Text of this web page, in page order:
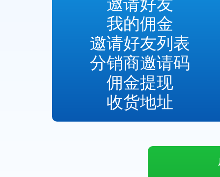
邀请好友
我的佣金
邀请好友列表
分销商邀请码
佣金提现
收货地址